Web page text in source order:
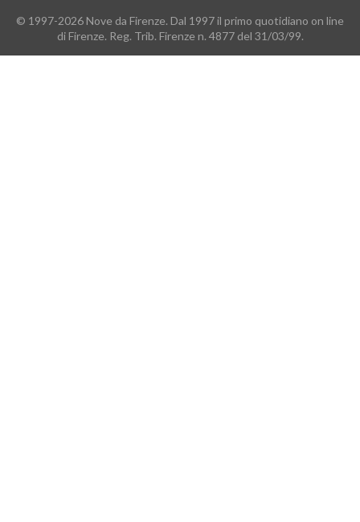
© 1997-2026 Nove da Firenze. Dal 1997 il primo quotidiano on line
di Firenze. Reg. Trib. Firenze n. 4877 del 31/03/99.